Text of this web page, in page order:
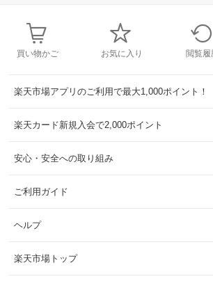
買い物かご お気に入り 閲覧履
楽天市場アプリのご利用で最大1,000ポイント！
楽天カード新規入会で2,000ポイント
安心・安全への取り組み
ご利用ガイド
ヘルプ
楽天市場トップ